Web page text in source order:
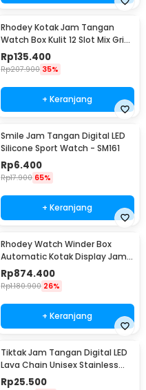
Rhodey Kotak Jam Tangan
Watch Box Kulit 12 Slot Mix Grid
30x20x8cm - JO12
Rp135.400
Rp207.900 35%
+ Keranjang
Smile Jam Tangan Digital LED
Silicone Sport Watch - SM161
Rp6.400
Rp17.900 65%
+ Keranjang
Rhodey Watch Winder Box
Automatic Kotak Display Jam
Tangan 4 Slot - SKW14
Rp874.400
Rp1.180.900 26%
+ Keranjang
Tiktak Jam Tangan Digital LED
Lava Chain Unisex Stainless
Steel Strap - TK-4
Rp25.500